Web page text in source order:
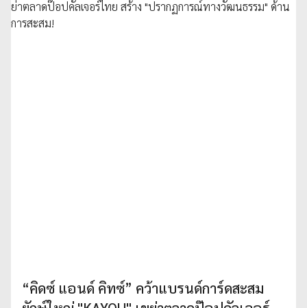
“คิดซ์ แอนด์ คิทซ์” คว้าแบรนด์การ์ดสะสม